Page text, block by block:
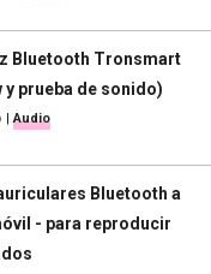
Bluetooth Tronsmart
y prueba de sonido)
|Audio
Bluetooth a
- para reproducir